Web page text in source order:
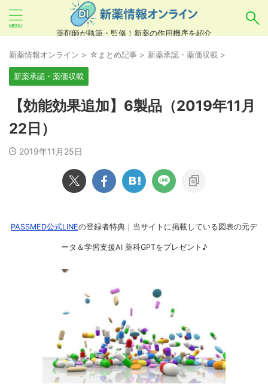
薬剤師が執筆・監修！新薬の作用機序を紹介
あいまい検索（例：ひらがな、誤字）には対応し
ていませんので、製品名・一般名・キーワードな
どをカタカナ
良い例：テセントリク
悪い例：てせんとりく テセンタリク
新薬情報オンライン > ☆まとめ記事 > 新薬承認・薬価収載 >
新薬承認・薬価収載
【効能効果追加】6製品（2019年11月
22日）
2019年11月25日
PASSMED公式LINEの登録者特典｜当サイトに掲載している図表の元デ
ータ＆学習支援AI 薬科GPTをプレゼント♪